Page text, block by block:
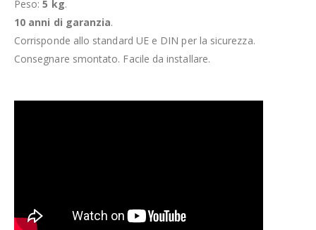
Peso:5 kg.
10 anni di garanzia.
Corrisponde allo standard UE e DIN per la sicurezza.
Consegnare smontato. Facile da installare.